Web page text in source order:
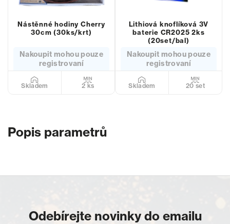
Nástěnné hodiny Cherry
30cm (30ks/krt)
Nakoupit mohou pouze
registrovaní
Skladem 2 ks
Lithiová knoflíková 3V
baterie CR2025 2ks
(20set/bal)
Nakoupit mohou pouze
registrovaní
Skladem 20 set
Popis parametrů
Odebírejte novinky do emailu